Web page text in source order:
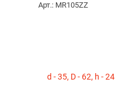
Арт.: MR105ZZ
d - 35, D - 62, h - 24